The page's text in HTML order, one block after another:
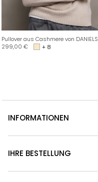
Pullover aus Cashmere von DANIELS
299,00 € + 8
INFORMATIONEN
IHRE BESTELLUNG